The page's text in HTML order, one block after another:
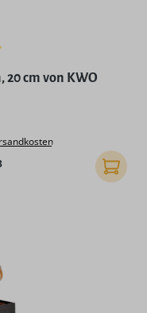
von 5 Sternen
cm von KWO
In den